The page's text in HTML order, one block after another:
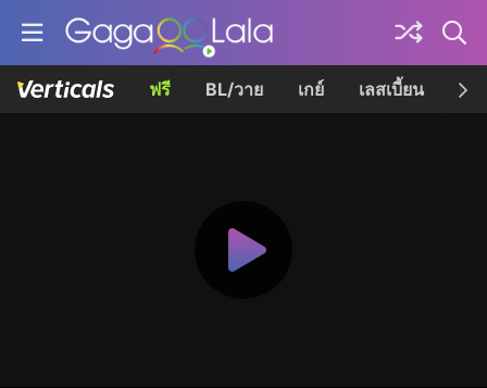
ฟรี BL/วาย เกย์ เลสเบี้ยน เค